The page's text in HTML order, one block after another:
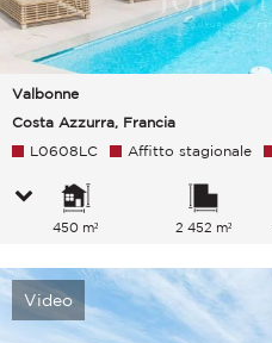
Valbonne
Costa Azzurra, Francia
L0608LC Affitto stagionale
450 m² 2 452 m²
Video